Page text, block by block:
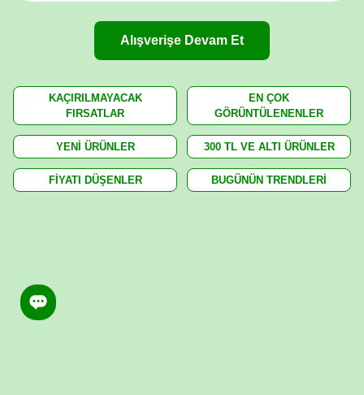
Alışverişe Devam Et
KAÇIRILMAYACAK
FIRSATLAR
EN ÇOK
GÖRÜNTÜLENENLER
YENİ ÜRÜNLER 300 TL VE ALTI ÜRÜNLER
FİYATI DÜŞENLER BUGÜNÜN TRENDLERİ